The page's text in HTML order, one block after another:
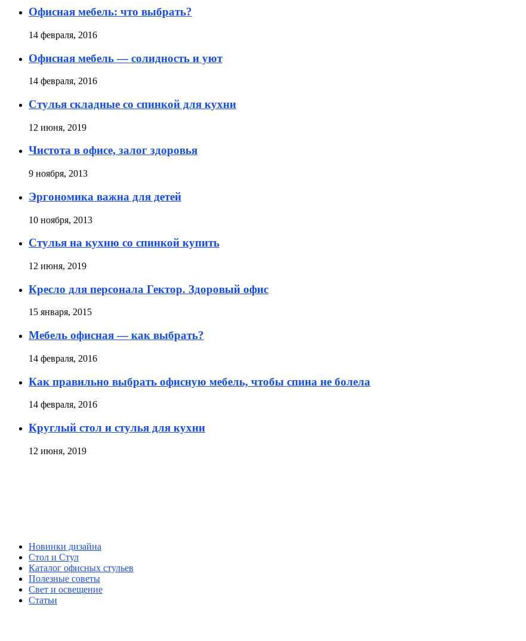
Офисная мебель: что выбрать?
14 февраля, 2016
Офисная мебель — солидность и уют
14 февраля, 2016
Стулья складные со спинкой для кухни
12 июня, 2019
Чистота в офисе, залог здоровья
9 ноября, 2013
Эргономика важна для детей
10 ноября, 2013
Стулья на кухню со спинкой купить
12 июня, 2019
Кресло для персонала Гектор. Здоровый офис
15 января, 2015
Мебель офисная — как выбрать?
14 февраля, 2016
Как правильно выбрать офисную мебель, чтобы спина не болела
14 февраля, 2016
Круглый стол и стулья для кухни
12 июня, 2019
Новинки дизайна
Стол и Стул
Каталог офисных стульев
Полезные советы
Свет и освещение
Статьи